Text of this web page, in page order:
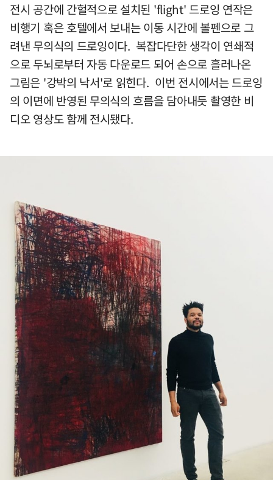
전시 공간에 간헐적으로 설치된 'flight' 드로잉 연작은
비행기 혹은 호텔에서 보내는 이동 시간에 볼펜으로 그
려낸 무의식의 드로잉이다. 복잡다단한 생각이 연쇄적
으로 두뇌로부터 자동 다운로드 되어 손으로 흘러나온
그림은 '강박의 낙서'로 읽힌다. 이번 전시에서는 드로잉
의 이면에 반영된 무의식의 흐름을 담아내듯 촬영한 비
디오 영상도 함께 전시됐다.